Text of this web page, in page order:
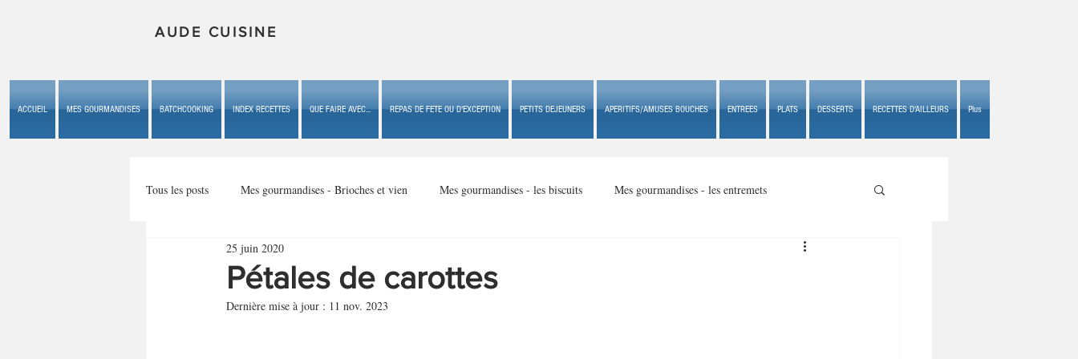
AUDE CUISINE
ACCUEIL MES GOURMANDISES BATCHCOOKING INDEX RECETTES QUE FAIRE AVEC... REPAS DE FETE OU D'EXCEPTION PETITS DEJEUNERS APERITIFS/AMUSES BOUCHES ENTREES PLATS DESSERTS RECETTES D'AILLEURS Plus
Tous les posts Mes gourmandises - Brioches et vien Mes gourmandises - les biscuits Mes gourmandises - les entremets
Mes gourmandises - les gâteaux du b
Mes gourmandises - plaisirs d'enfan
Pétales de carottes
25 juin 2020
Dernière mise à jour : 11 nov. 2023